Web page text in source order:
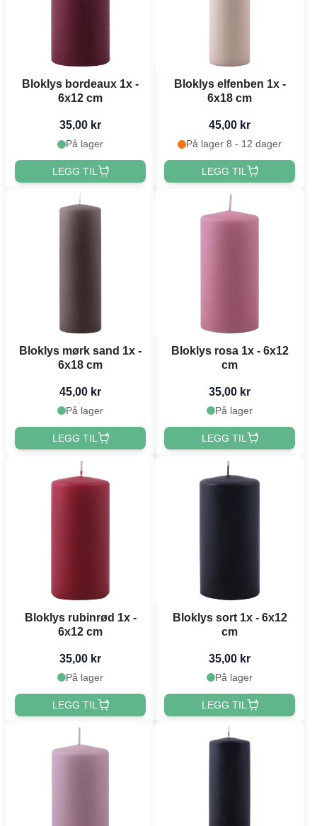
Bloklys bordeaux 1x -
6x12 cm
35,00 kr
På lager
LEGG TIL
Bloklys elfenben 1x -
6x18 cm
45,00 kr
På lager 8 - 12 dager
LEGG TIL
Bloklys mørk sand 1x -
6x18 cm
45,00 kr
På lager
LEGG TIL
Bloklys rosa 1x - 6x12
cm
35,00 kr
På lager
LEGG TIL
Bloklys rubinrød 1x -
6x12 cm
35,00 kr
På lager
LEGG TIL
Bloklys sort 1x - 6x12
cm
35,00 kr
På lager
LEGG TIL